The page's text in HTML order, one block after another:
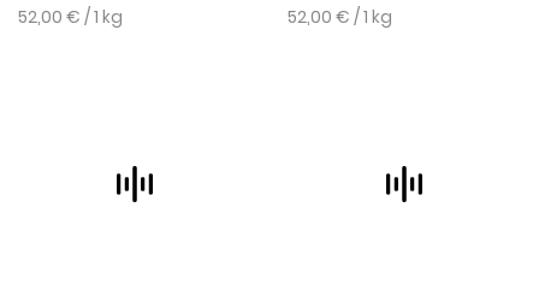
52,00 € / 1 kg
52,00 € / 1 kg